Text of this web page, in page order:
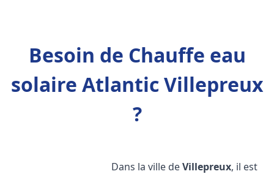
Besoin de Chauffe eau
solaire Atlantic Villepreux
?
Dans la ville deVillepreux, il est